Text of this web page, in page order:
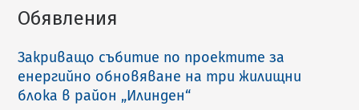
Обявления
Закриващо събитие по проектите за
енергийно обновяване на три жилищни
блока в район „Илинден“